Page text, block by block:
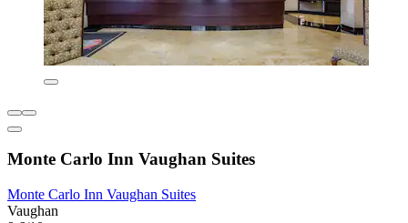
Monte Carlo Inn Vaughan Suites
Monte Carlo Inn Vaughan Suites
Vaughan